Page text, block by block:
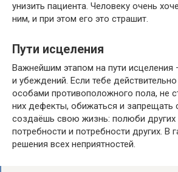
унизить пациента. Человеку очень
ним, и при этом его это страшит.
Пути исцеления
Важнейшим этапом на пути исцеления
и убеждений. Если тебе
особами противоположного пола, не
них дефекты, обижаться и запрещать
создаёшь свою жизнь: полюби других
потребности и потребности других. В
решения всех неприятностей.